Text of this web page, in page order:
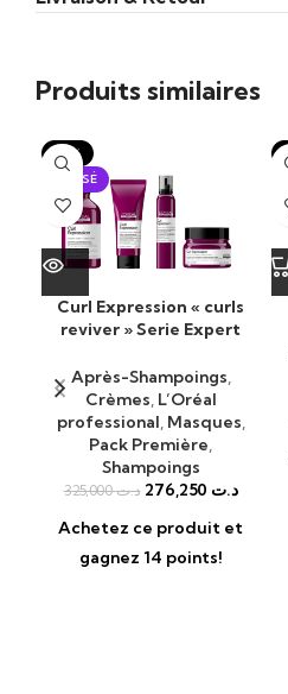
Produits similaires
-15%
ÉPUISÉ
Curl Expression « curls
reviver » Serie Expert
Après-Shampoings,
Crèmes, L’Oréal
professional, Masques,
Pack Première,
Shampoings
د.ت325,000 د.ت
Achetez ce produit et
gagnez 14 points!